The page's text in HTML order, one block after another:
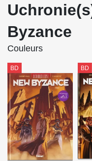
Byzance
Couleurs
BD BD